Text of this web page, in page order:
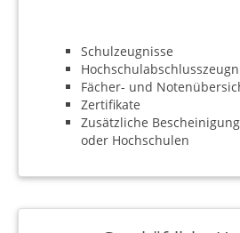
Schulzeugnisse
Fächer- und
Zertifikate
Zusätzliche
oder Hochschulen